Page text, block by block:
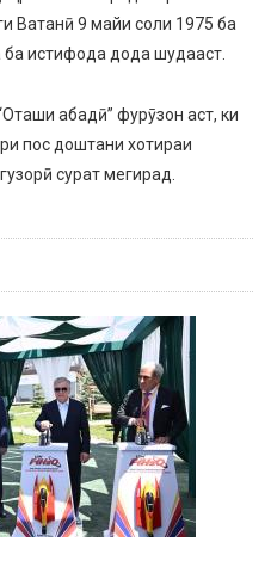
Ватанӣ 9 майи соли 1975 ба
истифода дода шудааст.
абадӣ” фурӯзон аст, ки
пос доштани хотираи
сурат мегирад.